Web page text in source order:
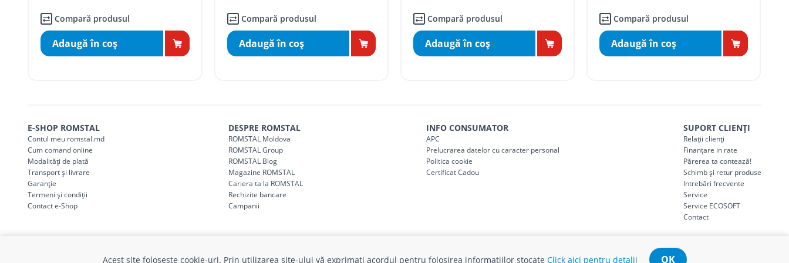
(comanda online, comanda magazin)
Compară produsul
Adaugă în coş
Compară produsul
Adaugă în coş
Compară produsul
Adaugă în coş
Compară produsul
Adaugă în coş
E-SHOP ROMSTAL
Contul meu romstal.md
Cum comand online
Modalități de plată
Transport și livrare
Garanție
Termeni și condiții
Contact e-Shop
DESPRE ROMSTAL
ROMSTAL Moldova
ROMSTAL Group
ROMSTAL Blog
Magazine ROMSTAL
Cariera ta la ROMSTAL
Rechizite bancare
Campanii
INFO CONSUMATOR
APC
Prelucrarea datelor cu caracter personal
Politica cookie
Certificat Cadou
SUPORT CLIENȚI
Relații clienți
Finanțare in rate
Părerea ta contează!
Schimb și retur produse
Intrebări frecvente
Service
Service ECOSOFT
Contact
Acest site folosește cookie-uri. Prin utilizarea site-ului vă exprimați acordul pentru folosirea informațiilor stocate Click aici pentru detalii OK